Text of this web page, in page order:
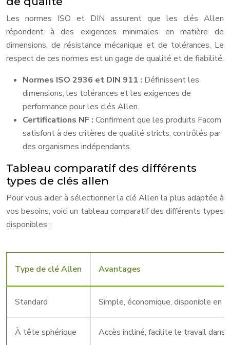
Les normes ISO et DIN assurent que les clés Allen
répondent à des exigences minimales en matière de
dimensions, de résistance mécanique et de tolérances. Le
respect de ces normes est un gage de qualité et de fiabilité.
Normes ISO 2936 et DIN 911 : Définissent les
dimensions, les tolérances et les exigences de
performance pour les clés Allen.
Certifications NF : Confirment que les produits Facom
satisfont à des critères de qualité stricts, contrôlés par
des organismes indépendants.
Tableau comparatif des différents
types de clés allen
Pour vous aider à sélectionner la clé Allen la plus adaptée à
vos besoins, voici un tableau comparatif des différents types
disponibles :
Type de clé Allen Avantages
Standard Simple, économique, disponible en
À tête sphérique Accès incliné, facilite le travail